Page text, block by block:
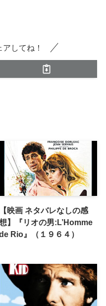
してね！
【映画 ネタバレなしの感
】『リオの男:L’Homme
Rio』（１９６４）